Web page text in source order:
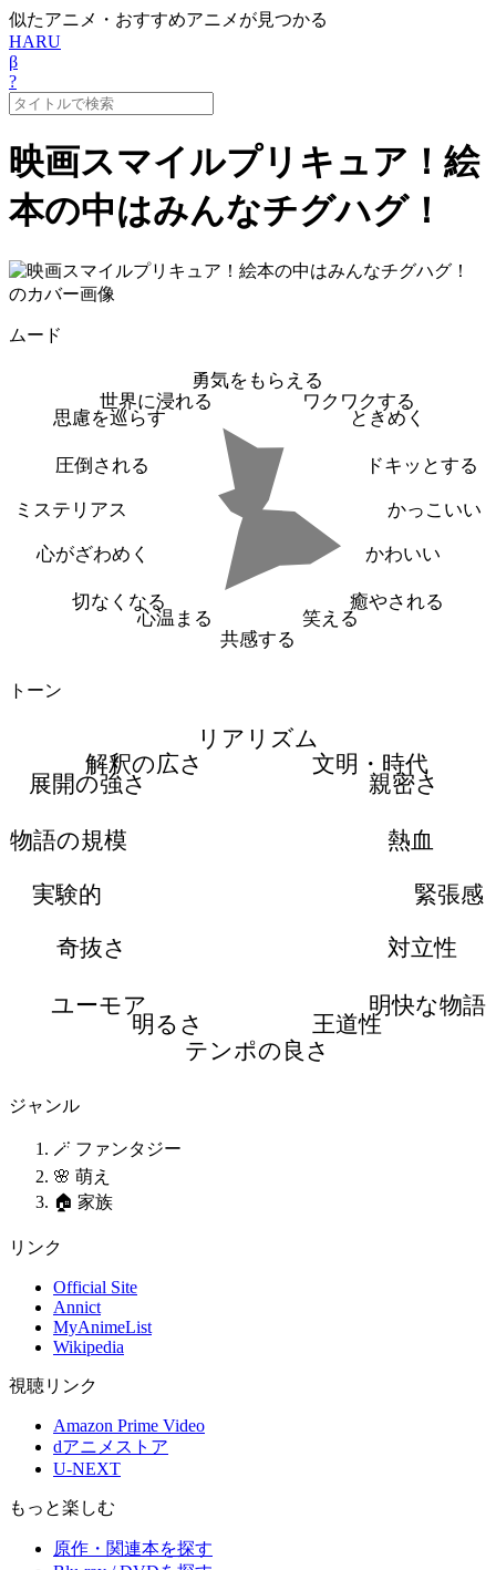
似たアニメ・おすすめアニメが見つかる
HARU
β
?
映画スマイルプリキュア！絵
本の中はみんなチグハグ！
ムード
勇気をもらえる
ワクワクする
ときめく
ドキッとする
かっこいい
かわいい
癒やされる
笑える
共感する
心温まる
切なくなる
心がざわめく
ミステリアス
圧倒される
思慮を巡らす
世界に浸れる
トーン
リアリズム
文明・時代
親密さ
熱血
緊張感
対立性
明快な物語
王道性
テンポの良さ
明るさ
ユーモア
奇抜さ
実験的
物語の規模
展開の強さ
解釈の広さ
ジャンル
🪄 ファンタジー
🌸 萌え
🏠 家族
リンク
Official Site
Annict
MyAnimeList
Wikipedia
視聴リンク
Amazon Prime Video
dアニメストア
U-NEXT
もっと楽しむ
原作・関連本を探す